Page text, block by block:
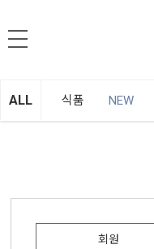
ALL 식품 NEW
회원